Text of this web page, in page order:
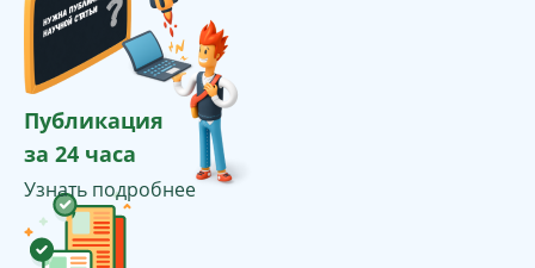
Публикация
за 24 часа
Узнать подробнее